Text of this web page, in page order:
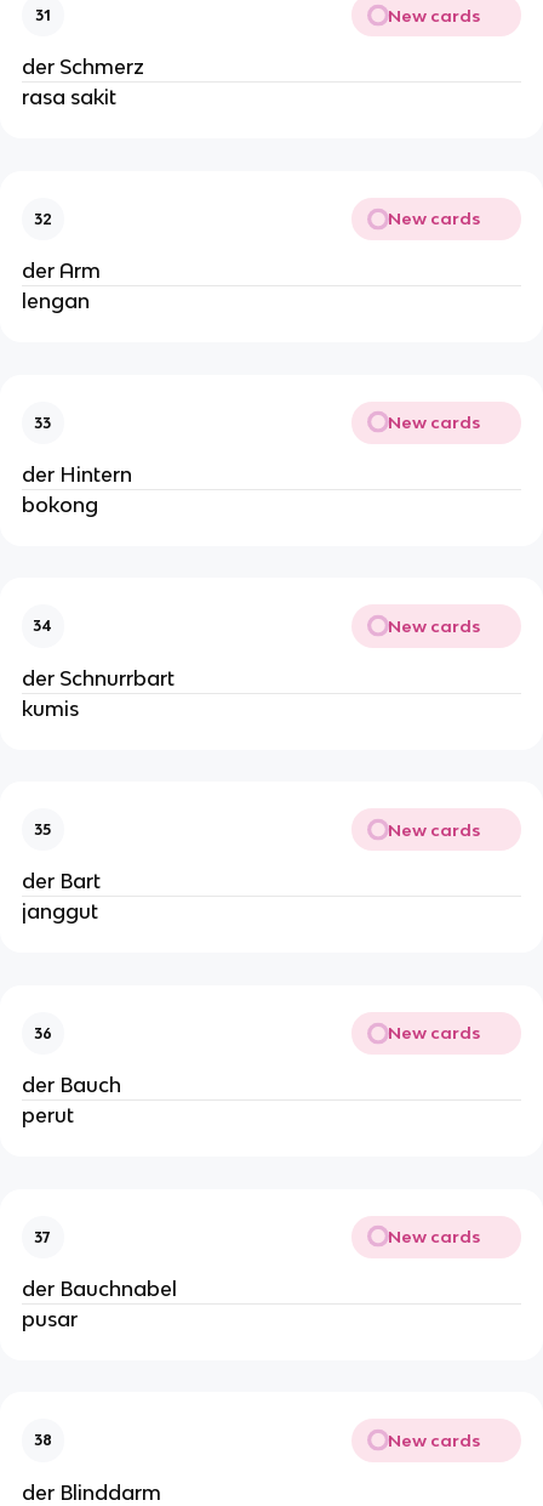
31 New cards
der Schmerz
rasa sakit
32 New cards
der Arm
lengan
33 New cards
der Hintern
bokong
34 New cards
der Schnurrbart
kumis
35 New cards
der Bart
janggut
36 New cards
der Bauch
perut
37 New cards
der Bauchnabel
pusar
38 New cards
der Blinddarm